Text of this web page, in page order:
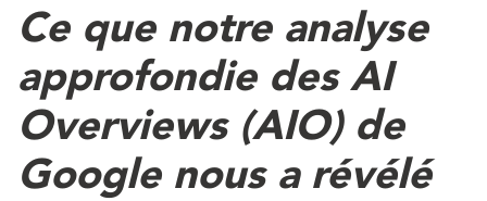
Ce que notre analyse
approfondie des AI
Overviews (AIO) de
Google nous a révélé